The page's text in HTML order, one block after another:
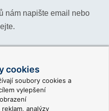
cookies
soubory cookies a
vylepšení
analýzy
nám napište email nebo
scada.com
scada.com